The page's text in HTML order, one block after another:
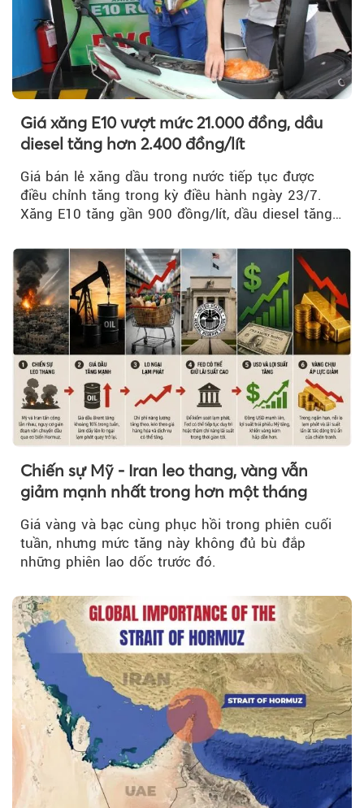
Giá xăng E10 vượt mức 21.000 đồng, dầu
diesel tăng hơn 2.400 đồng/lít
Giá bán lẻ xăng dầu trong nước tiếp tục được
điều chỉnh tăng trong kỳ điều hành ngày 23/7.
Xăng E10 tăng gần 900 đồng/lít, dầu diesel tăng
Chiến sự Mỹ - Iran leo thang, vàng vẫn
giảm mạnh nhất trong hơn một tháng
Giá vàng và bạc cùng phục hồi trong phiên cuối
tuần, nhưng mức tăng này không đủ bù đắp
những phiên lao dốc trước đó.